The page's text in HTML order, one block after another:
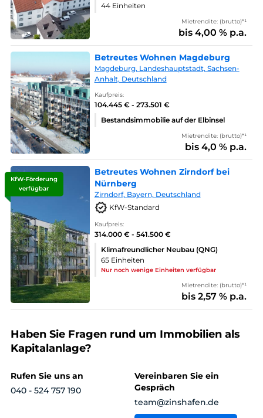
44 Einheiten
Mietrendite: (brutto)*¹
bis 4,00 % p.a.
Betreutes Wohnen Magdeburg
Magdeburg, Landeshauptstadt, Sachsen-
Anhalt, Deutschland
Kaufpreis:
104.445 € - 273.501 €
Bestandsimmobilie auf der Elbinsel
Mietrendite: (brutto)*¹
bis 4,0 % p.a.
KfW-Förderung
verfügbar
Betreutes Wohnen Zirndorf bei
Nürnberg
Zirndorf, Bayern, Deutschland
KfW-Standard
Kaufpreis:
314.000 € - 541.500 €
Klimafreundlicher Neubau (QNG)
65 Einheiten
Nur noch wenige Einheiten verfügbar
Mietrendite: (brutto)*¹
bis 2,57 % p.a.
Haben Sie Fragen rund um Immobilien als
Kapitalanlage?
Rufen Sie uns an
040 - 524 757 190
Vereinbaren Sie ein
Gespräch
team@zinshafen.de